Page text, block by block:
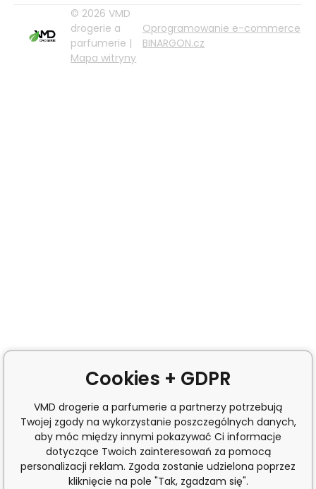
© 2026 VMD
drogerie a
parfumerie |
Mapa witryny
Oprogramowanie e-commerce
BINARGON.cz
Cookies + GDPR
VMD drogerie a parfumerie a partnerzy potrzebują
Twojej zgody na wykorzystanie poszczególnych danych,
aby móc między innymi pokazywać Ci informacje
dotyczące Twoich zainteresowań za pomocą
personalizacji reklam. Zgoda zostanie udzielona poprzez
kliknięcie na pole "Tak, zgadzam się".